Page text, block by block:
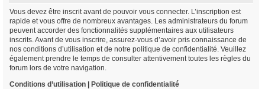
Vous devez être inscrit avant de pouvoir vous connecter. L’inscription est
rapide et vous offre de nombreux avantages. Les administrateurs du forum
peuvent accorder des fonctionnalités supplémentaires aux utilisateurs
inscrits. Avant de vous inscrire, assurez-vous d’avoir pris connaissance de
nos conditions d’utilisation et de notre politique de confidentialité. Veuillez
également prendre le temps de consulter attentivement toutes les règles du
forum lors de votre navigation.
Conditions d’utilisation | Politique de confidentialité